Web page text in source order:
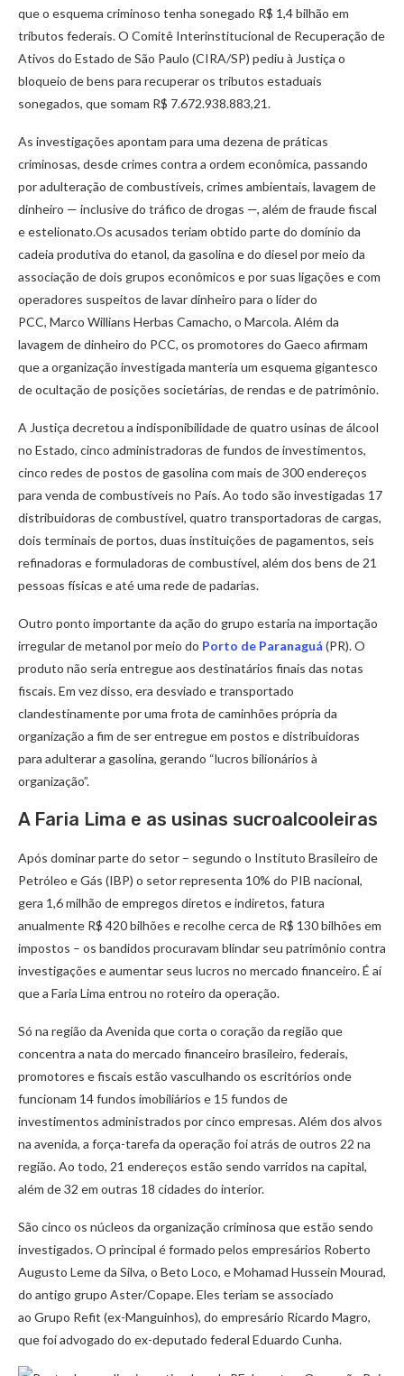
que o esquema criminoso tenha sonegado R$ 1,4 bilhão em
tributos federais. O Comitê Interinstitucional de Recuperação de
Ativos do Estado de São Paulo (CIRA/SP) pediu à Justiça o
bloqueio de bens para recuperar os tributos estaduais
sonegados, que somam R$ 7.672.938.883,21.
As investigações apontam para uma dezena de práticas
criminosas, desde crimes contra a ordem econômica, passando
por adulteração de combustíveis, crimes ambientais, lavagem de
dinheiro — inclusive do tráfico de drogas —, além de fraude fiscal
e estelionato.Os acusados teriam obtido parte do domínio da
cadeia produtiva do etanol, da gasolina e do diesel por meio da
associação de dois grupos econômicos e por suas ligações e com
operadores suspeitos de lavar dinheiro para o líder do
PCC, Marco Willians Herbas Camacho, o Marcola. Além da
lavagem de dinheiro do PCC, os promotores do Gaeco afirmam
que a organização investigada manteria um esquema gigantesco
de ocultação de posições societárias, de rendas e de patrimônio.
A Justiça decretou a indisponibilidade de quatro usinas de álcool
no Estado, cinco administradoras de fundos de investimentos,
cinco redes de postos de gasolina com mais de 300 endereços
para venda de combustíveis no País. Ao todo são investigadas 17
distribuidoras de combustível, quatro transportadoras de cargas,
dois terminais de portos, duas instituições de pagamentos, seis
refinadoras e formuladoras de combustível, além dos bens de 21
pessoas físicas e até uma rede de padarias.
Outro ponto importante da ação do grupo estaria na importação
irregular de metanol por meio do Porto de Paranaguá (PR). O
produto não seria entregue aos destinatários finais das notas
fiscais. Em vez disso, era desviado e transportado
clandestinamente por uma frota de caminhões própria da
organização a fim de ser entregue em postos e distribuidoras
para adulterar a gasolina, gerando “lucros bilionários à
organização”.
A Faria Lima e as usinas sucroalcooleiras
Após dominar parte do setor – segundo o Instituto Brasileiro de
Petróleo e Gás (IBP) o setor representa 10% do PIB nacional,
gera 1,6 milhão de empregos diretos e indiretos, fatura
anualmente R$ 420 bilhões e recolhe cerca de R$ 130 bilhões em
impostos – os bandidos procuravam blindar seu patrimônio contra
investigações e aumentar seus lucros no mercado financeiro. É aí
que a Faria Lima entrou no roteiro da operação.
Só na região da Avenida que corta o coração da região que
concentra a nata do mercado financeiro brasileiro, federais,
promotores e fiscais estão vasculhando os escritórios onde
funcionam 14 fundos imobiliários e 15 fundos de
investimentos administrados por cinco empresas. Além dos alvos
na avenida, a força-tarefa da operação foi atrás de outros 22 na
região. Ao todo, 21 endereços estão sendo varridos na capital,
além de 32 em outras 18 cidades do interior.
São cinco os núcleos da organização criminosa que estão sendo
investigados. O principal é formado pelos empresários Roberto
Augusto Leme da Silva, o Beto Loco, e Mohamad Hussein Mourad,
do antigo grupo Aster/Copape. Eles teriam se associado
ao Grupo Refit (ex-Manguinhos), do empresário Ricardo Magro,
que foi advogado do ex-deputado federal Eduardo Cunha.